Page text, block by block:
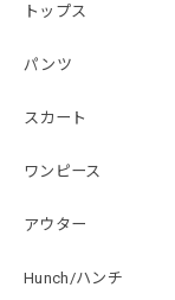
トップス
パンツ
スカート
ワンピース
アウター
Hunch/ハンチ